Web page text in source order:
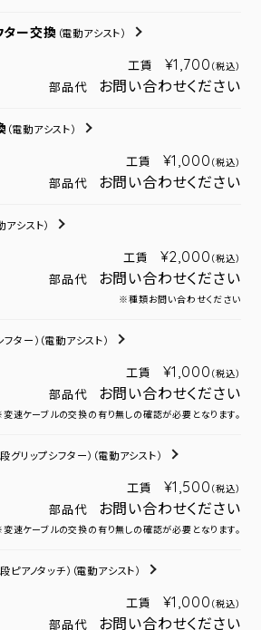
ター交換 （電動アシスト）
工賃 ¥1,700 （税込）
部品代 お問い合わせください
（電動アシスト）
工賃 ¥1,000 （税込）
部品代 お問い合わせください
アシスト）
工賃 ¥2,000 （税込）
部品代 お問い合わせください
※種類お問い合わせください
フター） （電動アシスト）
工賃 ¥1,000 （税込）
部品代 お問い合わせください
速ケーブルの交換の有り無しの確認が必要となります。
グリップシフター） （電動アシスト）
工賃 ¥1,500 （税込）
部品代 お問い合わせください
速ケーブルの交換の有り無しの確認が必要となります。
ピアノタッチ） （電動アシスト）
工賃 ¥1,000 （税込）
部品代 お問い合わせください